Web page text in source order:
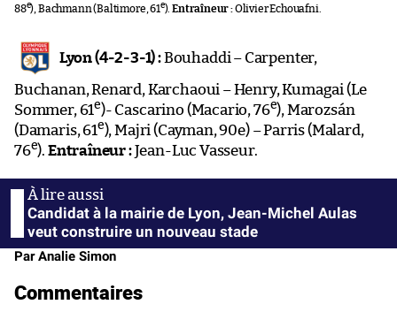
88e), Bachmann (Baltimore, 61e). Entraîneur :Olivier Echouafni.
Lyon (4-2-3-1) :Bouhaddi – Carpenter,
Buchanan, Renard, Karchaoui – Henry, Kumagai (Le
Sommer, 61e)- Cascarino (Macario, 76e), Marozsán
(Damaris, 61e), Majri (Cayman, 90e) – Parris (Malard,
76e). Entraîneur :Jean-Luc Vasseur.
Candidat à la mairie de Lyon, Jean-Michel Aulas
veut construire un nouveau stade
Par Analie Simon
Commentaires